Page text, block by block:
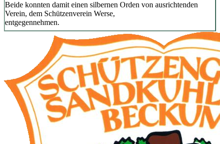
Beide konnten damit einen silbernen Orden von ausrichtenden
Verein, dem Schützenverein Werse,
entgegennehmen.